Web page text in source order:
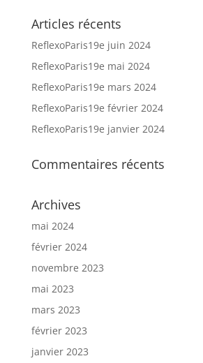
Articles récents
ReflexoParis19e juin 2024
ReflexoParis19e mai 2024
ReflexoParis19e mars 2024
ReflexoParis19e février 2024
ReflexoParis19e janvier 2024
Commentaires récents
Archives
mai 2024
février 2024
novembre 2023
mai 2023
mars 2023
février 2023
janvier 2023